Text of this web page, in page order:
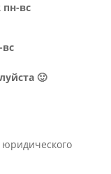
пн-вс
вс
🙂